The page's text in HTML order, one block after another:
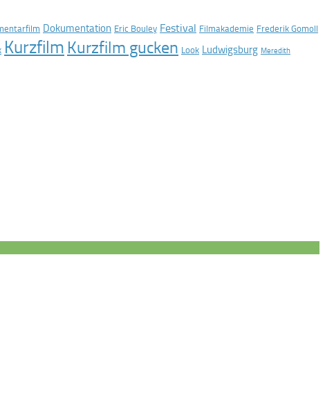
Dokumentation Eric Bouley Festival Filmakademie Frederik Gomoll
Kurzfilm Kurzfilm gucken Look Ludwigsburg Meredith